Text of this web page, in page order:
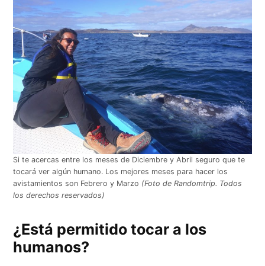
Si te acercas entre los meses de Diciembre y Abril seguro que te
tocará ver algún humano. Los mejores meses para hacer los
avistamientos son Febrero y Marzo (Foto de Randomtrip. Todos
los derechos reservados)
¿Está permitido tocar a los
humanos?